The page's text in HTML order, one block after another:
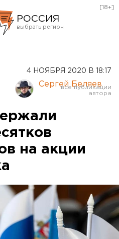
РОССИЯ
Курган
Оренбург
[18+]
4 НОЯБРЯ 2020 В 18:17
Сергей Беляев
на акции